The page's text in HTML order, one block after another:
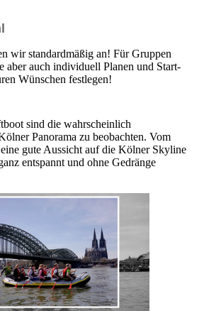
wir standardmäßig an! Für Gruppen
aber auch individuell Planen und Start-
Wünschen festlegen!
sind die wahrscheinlich
Panorama zu beobachten. Vom
gute Aussicht auf die Kölner Skyline
entspannt und ohne Gedränge